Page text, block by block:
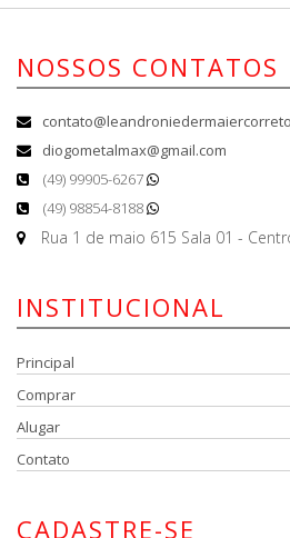
NOSSOS CONTATOS
diogometalmax@gmail.com
(49) 99905-6267
(49) 98854-8188
Rua 1 de maio 615 Sala 01 -
INSTITUCIONAL
Principal
Comprar
Alugar
Contato
CADASTRE-SE